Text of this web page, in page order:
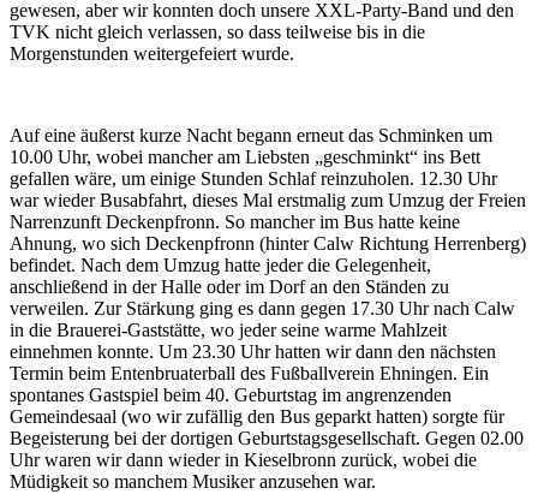
gewesen, aber wir konnten doch unsere XXL-Party-Band und den
TVK nicht gleich verlassen, so dass teilweise bis in die
Morgenstunden weitergefeiert wurde.
Auf eine äußerst kurze Nacht begann erneut das Schminken um
10.00 Uhr, wobei mancher am Liebsten „geschminkt“ ins Bett
gefallen wäre, um einige Stunden Schlaf reinzuholen. 12.30 Uhr
war wieder Busabfahrt, dieses Mal erstmalig zum Umzug der Freien
Narrenzunft Deckenpfronn. So mancher im Bus hatte keine
Ahnung, wo sich Deckenpfronn (hinter Calw Richtung Herrenberg)
befindet. Nach dem Umzug hatte jeder die Gelegenheit,
anschließend in der Halle oder im Dorf an den Ständen zu
verweilen. Zur Stärkung ging es dann gegen 17.30 Uhr nach Calw
in die Brauerei-Gaststätte, wo jeder seine warme Mahlzeit
einnehmen konnte. Um 23.30 Uhr hatten wir dann den nächsten
Termin beim Entenbruaterball des Fußballverein Ehningen. Ein
spontanes Gastspiel beim 40. Geburtstag im angrenzenden
Gemeindesaal (wo wir zufällig den Bus geparkt hatten) sorgte für
Begeisterung bei der dortigen Geburtstagsgesellschaft. Gegen 02.00
Uhr waren wir dann wieder in Kieselbronn zurück, wobei die
Müdigkeit so manchem Musiker anzusehen war.